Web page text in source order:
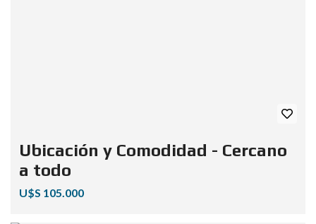
Ubicación y Comodidad - Cercano
a todo
U$S 105.000